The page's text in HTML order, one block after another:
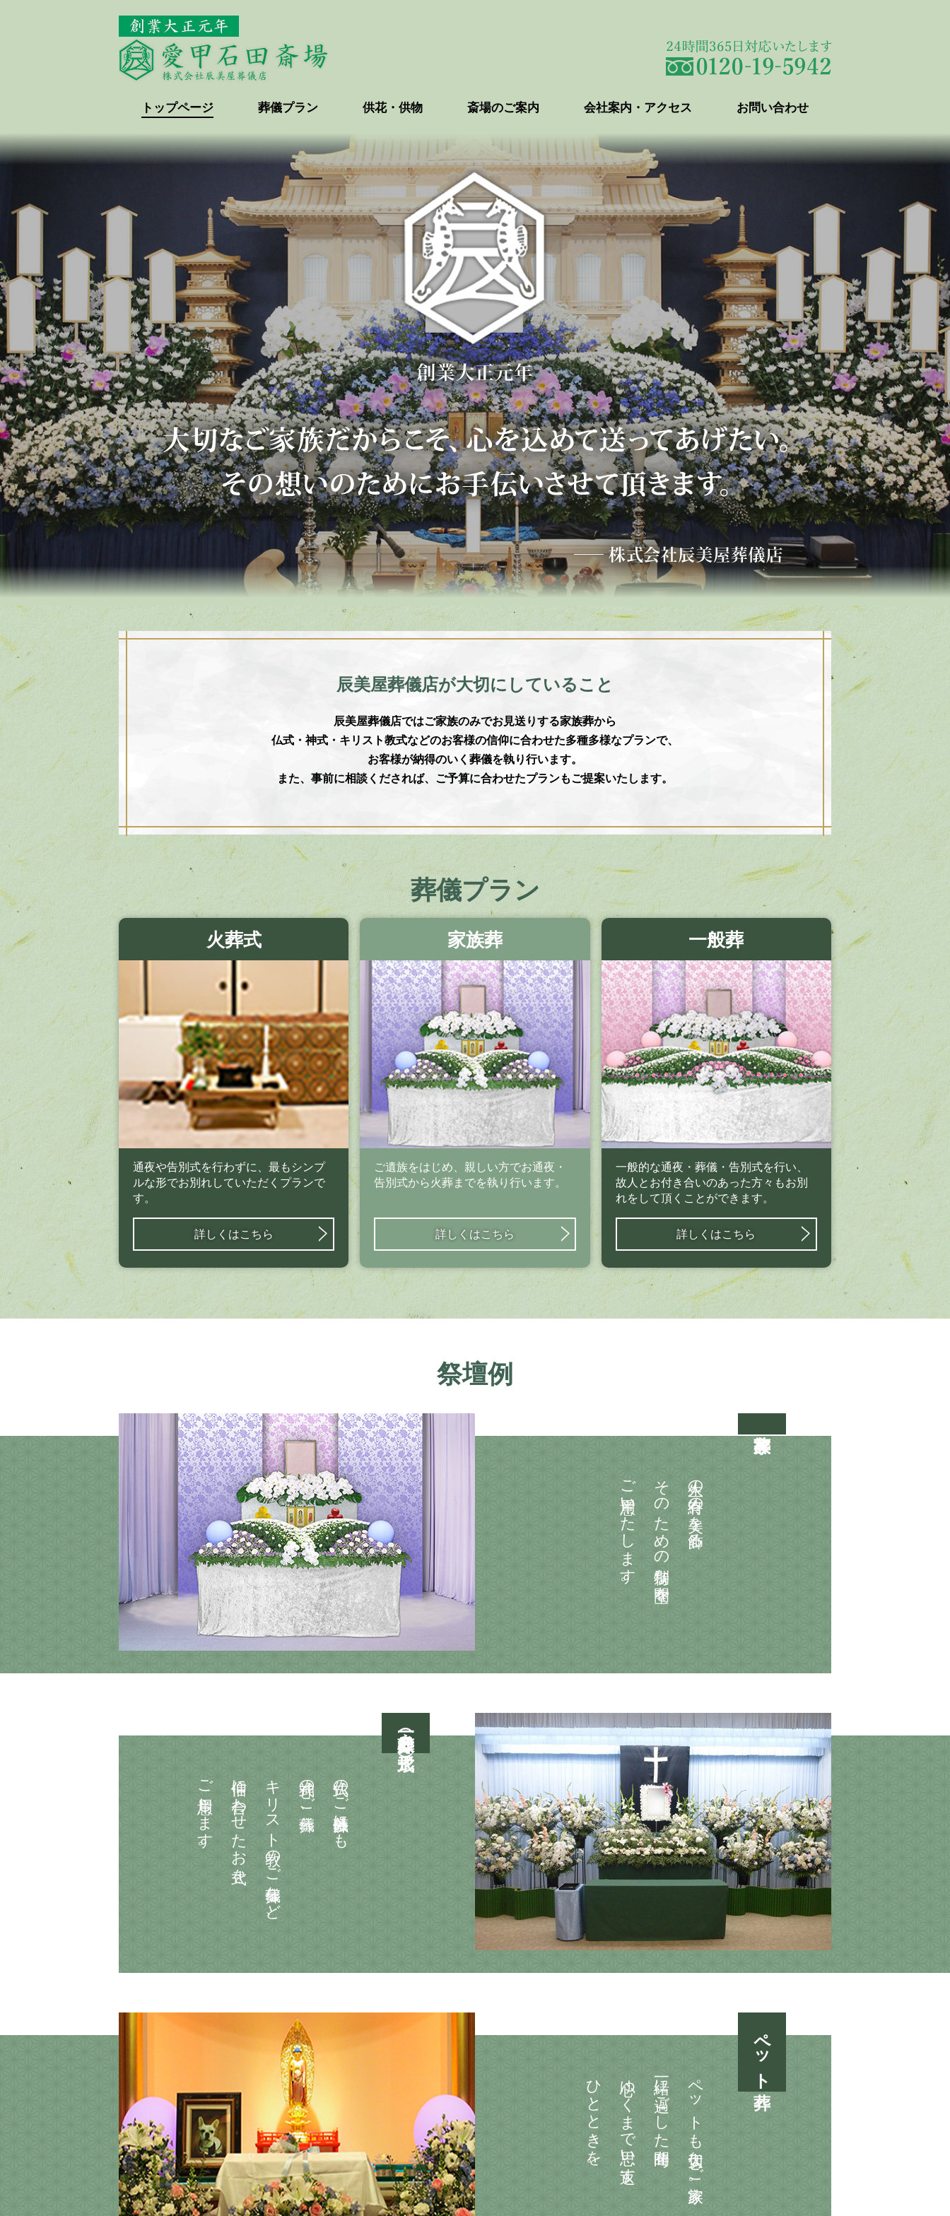
トップページ 葬儀プラン 供花・供物 斎場のご案内 会社案内・アクセス お問い合わせ
辰美屋葬儀店が大切にしていること
辰美屋葬儀店ではご家族のみでお見送りする家族葬から
仏式・神式・キリスト教式などのお客様の信仰に合わせた多種多様なプランで、
お客様が納得のいく葬儀を執り行います。
また、事前に相談くだされば、ご予算に合わせたプランもご提案いたします。
葬儀プラン
火葬式
通夜や告別式を行わずに、最もシンプ
ルな形でお別れしていただくプランで
す。
詳しくはこちら
家族葬
ご遺族をはじめ、親しい方でお通夜・
告別式から火葬までを執り行います。
詳しくはこちら
一般葬
一般的な通夜・葬儀・告別式を行い、
故人とお付き合いのあった方々もお別
れをして頂くことができます。
詳しくはこちら
祭壇例
人生の有終の美を飾る。
そのための特別な空間を
ご用意いたします。
一般葬（様々な形式）
仏式のご葬儀以外にも
神式のご葬儀、
キリスト教のご葬儀など、
信仰に合わせたお式を
ご用意します。
ペット葬
ペットも大切なご家族。
一緒に過ごした時間を
心ゆくまで思い返す
ひとときを。